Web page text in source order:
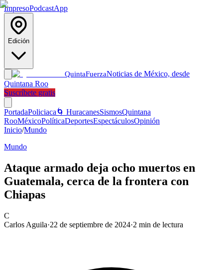
ImpresoPodcastApp
Edición
QuintaFuerzaNoticias de México, desde
Quintana Roo
Suscríbete gratis
PortadaPoliciaca 🌀 HuracanesSismosQuintana
RooMéxicoPolíticaDeportesEspectáculosOpinión
Inicio/Mundo
Mundo
Ataque armado deja ocho muertos en
Guatemala, cerca de la frontera con
Chiapas
C
Carlos Aguila·22 de septiembre de 2024·2 min de lectura